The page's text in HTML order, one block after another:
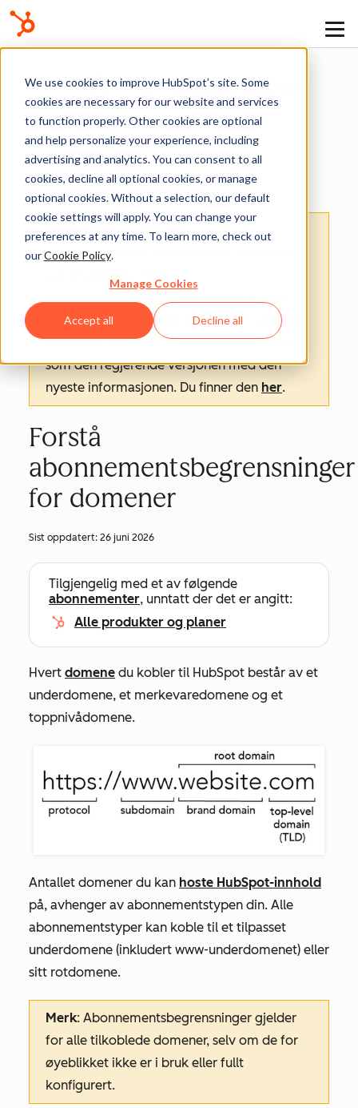
We use cookies to improve HubSpot’s site. Some
cookies are necessary for our website and services
to function properly. Other cookies are optional
and help personalize your experience, including
advertising and analytics. You can consent to all
cookies, decline all optional cookies, or manage
optional cookies. Without a selection, our default
cookie settings will apply. You can change your
preferences at any time. To learn more, check out
ourCookie Policy.
Manage Cookies
Accept all Decline all
Kunnskapsdatabase
Domener og URL-er
: Denne artikkelen er oversatt av
praktiske årsaker. Oversettelsen opprettes
sikkert at den er korrekturlest. Den engelske
versjonen av denne artikkelen skal regnes
som den regjerende versjonen med den
nyeste informasjonen. Du finner den her.
Forstå
abonnementsbegrensninger
for domener
Sist oppdatert: 26 juni 2026
Tilgjengelig med et av følgende
abonnementer, unntatt der det er angitt:
Alle produkter og planer
Hvert domene du kobler til HubSpot består av et
underdomene, et merkevaredomene og et
toppnivådomene.
Antallet domener du kan hoste HubSpot-innhold
på, avhenger av abonnementstypen din. Alle
abonnementstyper kan koble til et tilpasset
underdomene (inkludert www-underdomenet) eller
sitt rotdomene.
Merk: Abonnementsbegrensninger gjelder
for alle tilkoblede domener, selv om de for
øyeblikket ikke er i bruk eller fullt
konfigurert.